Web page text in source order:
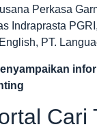
Perkasa
Indraprasta
PT.
Cari